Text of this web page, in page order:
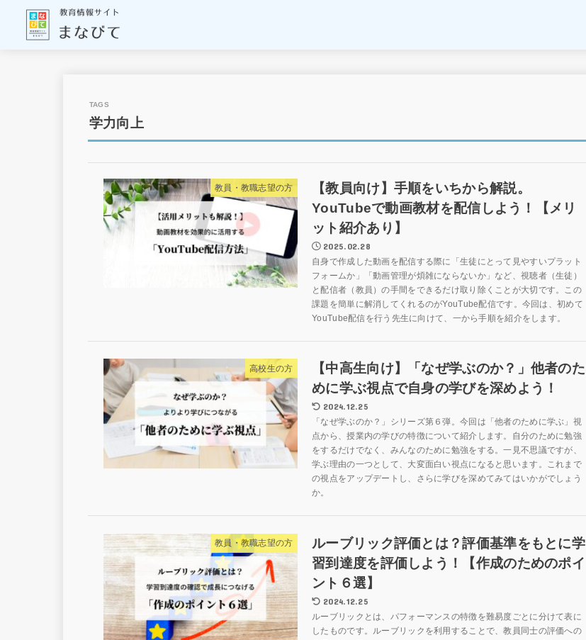
学力向上
教員・教職志望の方
【教員向け】手順をいちから解説。
YouTubeで動画教材を配信しよう！【メリ
ット紹介あり】
2025.02.28
自身で作成した動画を配信する際に「生徒にとって見やすいプラット
フォームか」「動画管理が煩雑にならないか」など、視聴者（生徒）
と配信者（教員）の手間をできるだけ取り除くことが大切です。この
課題を簡単に解消してくれるのがYouTube配信です。今回は、初めて
YouTube配信を行う先生に向けて、一から手順を紹介をします。
高校生の方
【中高生向け】「なぜ学ぶのか？」他者のた
めに学ぶ視点で自身の学びを深めよう！
2024.12.25
「なぜ学ぶのか？」シリーズ第６弾。今回は「他者のために学ぶ」視
点から、授業内の学びの特徴について紹介します。自分のために勉強
をするだけでなく、みんなのために勉強をする。一見不思議ですが、
学ぶ理由の一つとして、大変面白い視点になると思います。これまで
の視点をアップデートし、さらに学びを深めてみてはいかがでしょう
か。
教員・教職志望の方
ルーブリック評価とは？評価基準をもとに学
習到達度を評価しよう！【作成のためのポイ
ント６選】
2024.12.25
ルーブリックとは、パフォーマンスの特徴を難易度ごとに分けて表に
したものです。ルーブリックを利用することで、教員同士の評価への